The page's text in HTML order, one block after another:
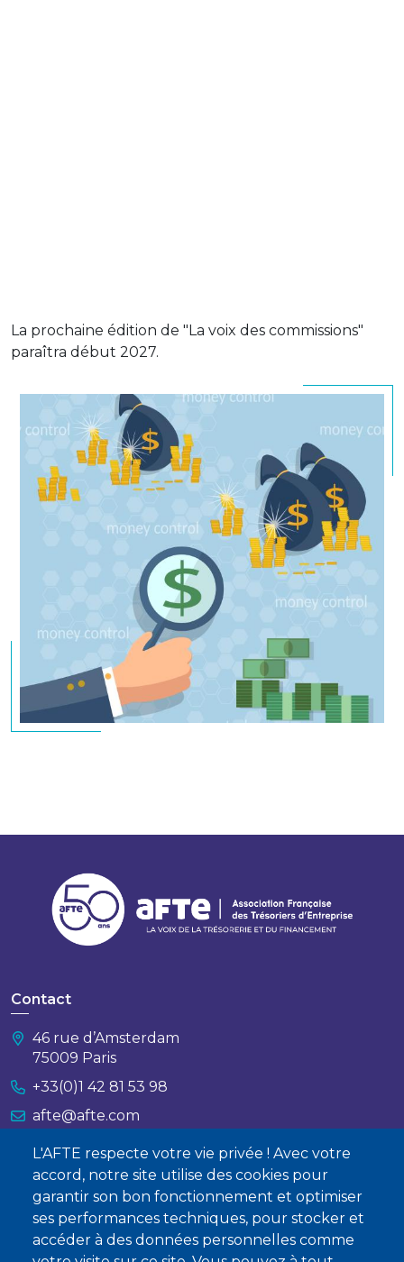
L'AFTE respecte votre vie privée ! Avec votre
accord, notre site utilise des cookies pour
garantir son bon fonctionnement et optimiser
ses performances techniques, pour stocker et
accéder à des données personnelles comme
La prochaine édition de "La voix des commissions"
paraîtra début 2027.
Contact
46 rue d’Amsterdam
75009 Paris
+33(0)1 42 81 53 98
afte@afte.com
Nous contacter
À propos
Qui sommes-nous ?